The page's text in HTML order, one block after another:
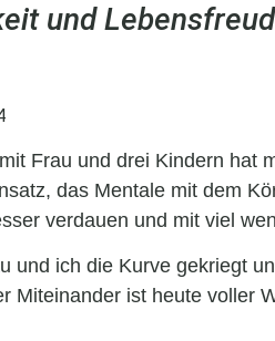
und
Frau und drei Kindern hat
das Mentale mit dem
verdauen und mit viel
und ich die Kurve gekriegt
Miteinander ist heute voller